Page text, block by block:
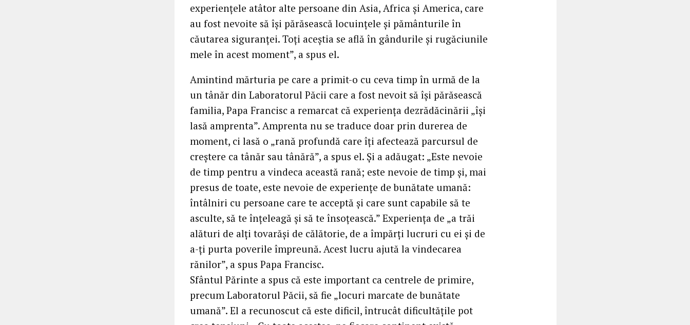
experiențele atâtor alte persoane din Asia, Africa și America, care
au fost nevoite să își părăsească locuințele și pământurile în
căutarea siguranței. Toți aceștia se află în gândurile și rugăciunile
mele în acest moment”, a spus el.
Amintind mărturia pe care a primit-o cu ceva timp în urmă de la
un tânăr din Laboratorul Păcii care a fost nevoit să își părăsească
familia, Papa Francisc a remarcat că experiența dezrădăcinării „își
lasă amprenta”. Amprenta nu se traduce doar prin durerea de
moment, ci lasă o „rană profundă care îți afectează parcursul de
creștere ca tânăr sau tânără”, a spus el. Și a adăugat: „Este nevoie
de timp pentru a vindeca această rană; este nevoie de timp și, mai
presus de toate, este nevoie de experiențe de bunătate umană:
întâlniri cu persoane care te acceptă și care sunt capabile să te
asculte, să te înțeleagă și să te însoțească.” Experiența de „a trăi
alături de alți tovarăși de călătorie, de a împărți lucruri cu ei și de
a-ți purta poverile împreună. Acest lucru ajută la vindecarea
rănilor”, a spus Papa Francisc.
Sfântul Părinte a spus că este important ca centrele de primire,
precum Laboratorul Păcii, să fie „locuri marcate de bunătate
umană”. El a recunoscut că este dificil, întrucât dificultățile pot